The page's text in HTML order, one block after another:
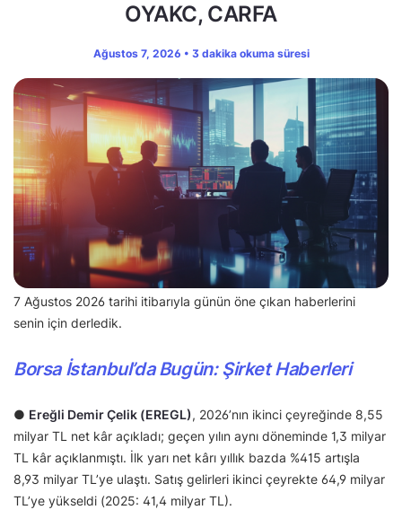
OYAKC, CARFA
Ağustos 7, 2026 • 3 dakika okuma süresi
7 Ağustos 2026 tarihi itibarıyla günün öne çıkan haberlerini
senin için derledik.
Borsa İstanbul’da Bugün: Şirket Haberleri
● Ereğli Demir Çelik (EREGL), 2026’nın ikinci çeyreğinde 8,55
milyar TL net kâr açıkladı; geçen yılın aynı döneminde 1,3 milyar
TL kâr açıklanmıştı. İlk yarı net kârı yıllık bazda %415 artışla
8,93 milyar TL’ye ulaştı. Satış gelirleri ikinci çeyrekte 64,9 milyar
TL’ye yükseldi (2025: 41,4 milyar TL).